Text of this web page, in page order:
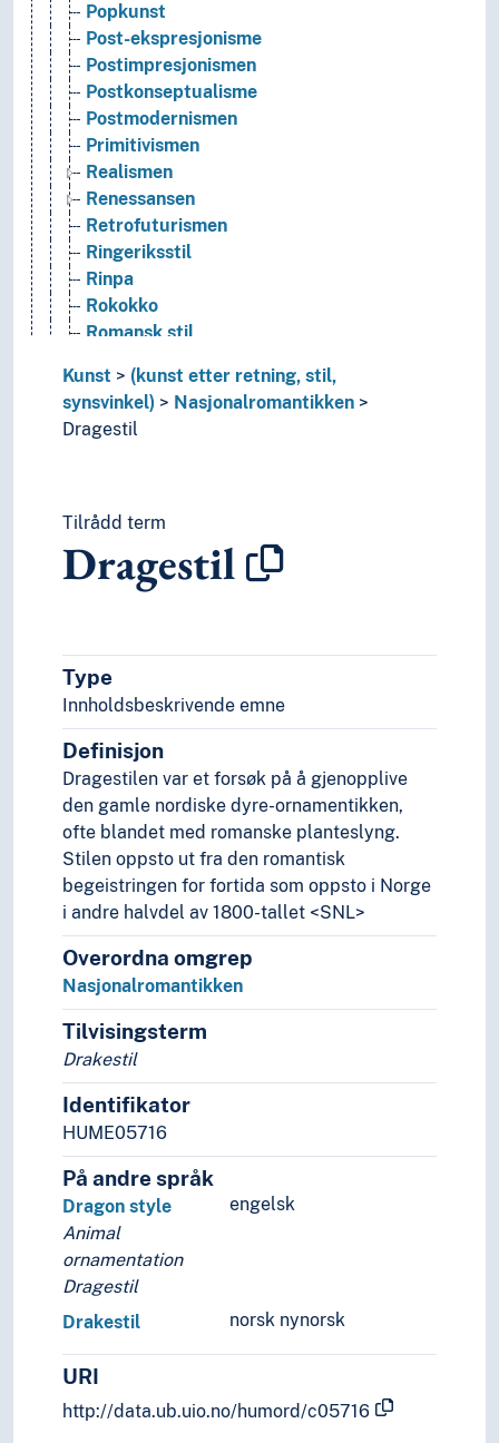
Popkunst
Post-ekspresjonisme
Postimpresjonismen
Postkonseptualisme
Postmodernismen
Primitivismen
Realismen
Renessansen
Retrofuturismen
Ringeriksstil
Rinpa
Rokokko
Romansk stil
Rødfigurstil
Samtidskunst
Senromantikk
Strukturalisme
Surrealismen
Svartfigurstil
Ukiyo-e
Verisme
Vorticismen
Wienerklassisisme
Arkitektur
Billedkunst
Design
Film
Folkekunst
Improvisasjon
Kalligrafi
Kunstforståelse
Kunsthistorie
Kunsthistorie (Faget)
Kunsthåndverk
Kunstnergrupper
Kunstnerisk virksomhet
Kunstnertekster
Kunstpsykologi
Levende bilder
Musikk
Scenekunst
Stil (Kunst)
Visuell kultur
Lingvistikk
Litteratur
Næringsliv og økonomi
Pedagogikk
Kunst
(kunst etter retning, stil,
synsvinkel)
Nasjonalromantikken
Dragestil
Tilrådd term
Dragestil
Type
Innholdsbeskrivende emne
Definisjon
Dragestilen var et forsøk på å gjenopplive
den gamle nordiske dyre-ornamentikken,
ofte blandet med romanske planteslyng.
Stilen oppsto ut fra den romantisk
begeistringen for fortida som oppsto i Norge
i andre halvdel av 1800-tallet <SNL>
Overordna omgrep
Nasjonalromantikken
Tilvisingsterm
Drakestil
Identifikator
HUME05716
På andre språk
engelsk
Dragon style
Animal
ornamentation
Dragestil
norsk nynorsk
Drakestil
URI
http://data.ub.uio.no/humord/c05716